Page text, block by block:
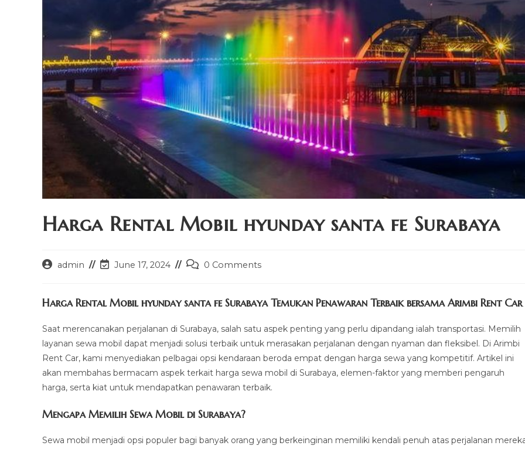
Harga Rental Mobil hyunday santa fe Surabaya
Postadmin
PostJune 17, 2024
Post0 Comments
Harga Rental Mobil hyunday santa fe Surabaya Temukan Penawaran Terbaik bersama Arimbi Rent Car
Saat merencanakan perjalanan di Surabaya, salah satu aspek penting yang perlu dipandang ialah transportasi. Memilih
layanan sewa mobil dapat menjadi solusi terbaik untuk merasakan perjalanan dengan nyaman dan fleksibel. Di Arimbi
Rent Car, kami menyediakan pelbagai opsi kendaraan beroda empat dengan harga sewa yang kompetitif. Artikel ini
akan membahas bermacam aspek terkait harga sewa mobil di Surabaya, elemen-faktor yang memberi pengaruh
harga, serta kiat untuk mendapatkan penawaran terbaik.
Mengapa Memilih Sewa Mobil di Surabaya?
Sewa mobil menjadi opsi populer bagi banyak orang yang berkeinginan memiliki kendali penuh atas perjalanan